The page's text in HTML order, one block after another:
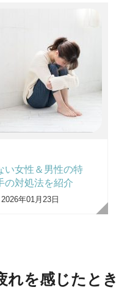
い女性＆男性の特
の対処法を紹介
2026年01月23日
れを感じたとき